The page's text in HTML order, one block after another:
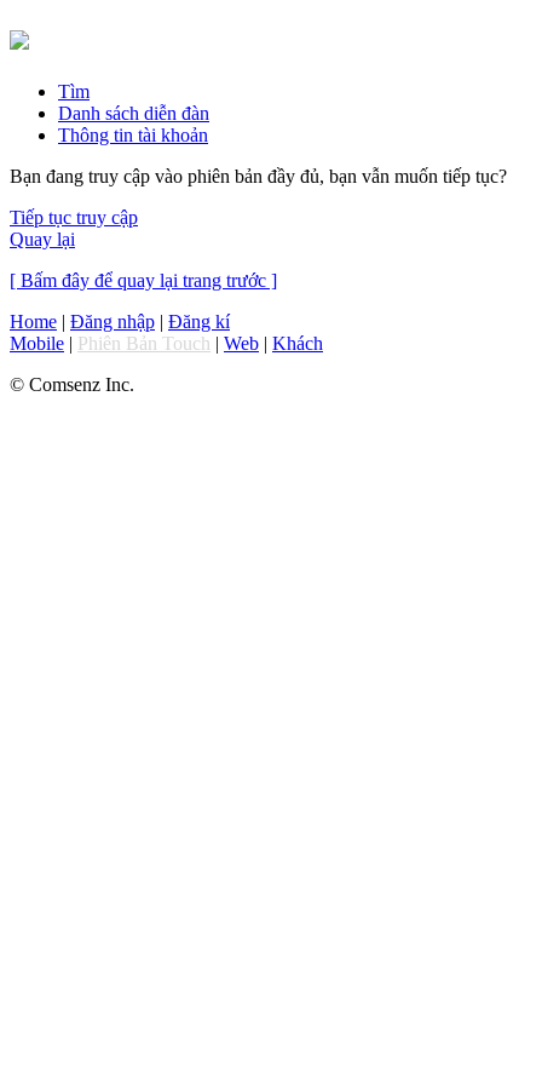
Tìm
Danh sách diễn đàn
Thông tin tài khoản
Bạn đang truy cập vào phiên bản đầy đủ, bạn vẫn muốn tiếp tục?
Tiếp tục truy cập
Quay lại
[ Bấm đây để quay lại trang trước ]
Home | Đăng nhập | Đăng kí
Mobile | Phiên Bản Touch | Web | Khách
© Comsenz Inc.